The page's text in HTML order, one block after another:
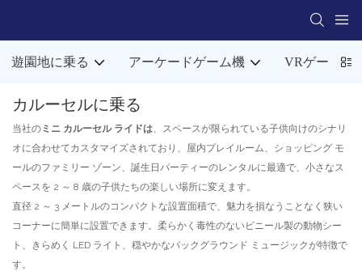
遊園地に乗る アーケードゲーム機 VRゲーム機
カルーセルに乗る
当社の ミニ カルーセル ライドは、スペースが限られている子供向けのシナリ
オに合わせてカスタマイズされており、屋内プレイルーム、ショッピング モ
ールのファミリー ゾーン、誕生日パーティーのレンタルに最適で、小さなス
ペースを 2 ～ 8 歳の子供たちの楽しい場所に変えます。
直径 2 ～ 3 メートルのコンパクトな設置面積で、魅力を損なうことなく狭い
コーナーに簡単に設置できます。柔らかく毒性のないビニール製の動物シー
ト、きらめく LED ライト、穏やかなバックグラウンド ミュージックが特徴で
す。